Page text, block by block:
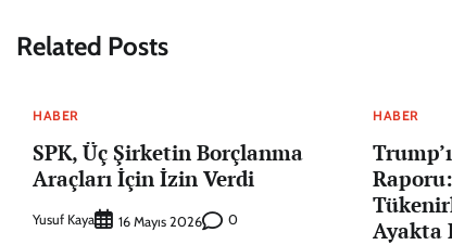
Related Posts
HABER
SPK, Üç Şirketin Borçlanma
Araçları İçin İzin Verdi
Yusuf Kaya 16 Mayıs 2026 0
HABER
Ayakta